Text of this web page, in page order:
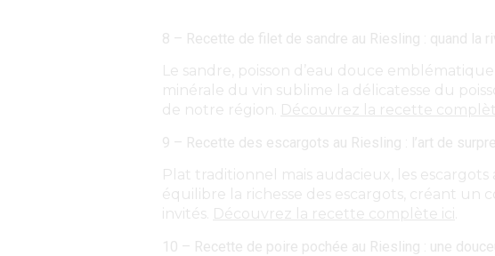
8 – Recette de filet de sandre au Riesling : quand la
Le sandre, poisson d’eau douce
minérale du vin sublime la délicatesse du
de notre région. Découvrez la recette
9 – Recette des escargots au Riesling : l’art de
Plat traditionnel mais audacieux, les
équilibre la richesse des escargots, créant un
invités. Découvrez la recette complète ici
10 – Recette de poire pochée au Riesling : une